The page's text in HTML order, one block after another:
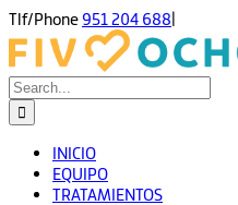
Skip
to
content
Tlf/Phone 951 204 688|
Search
for:
INICIO
EQUIPO
TRATAMIENTOS